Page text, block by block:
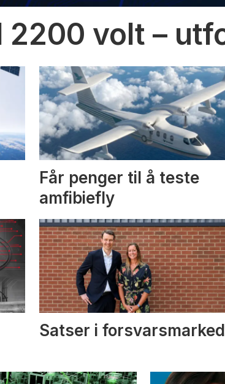
2200 volt –
Får penger til å teste
amfibiefly
Satser i